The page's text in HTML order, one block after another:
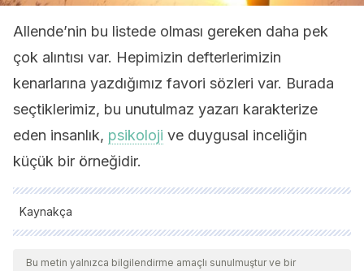
Allende’nin bu listede olması gereken daha pek
çok alıntısı var. Hepimizin defterlerimizin
kenarlarına yazdığımız favori sözleri var. Burada
seçtiklerimiz, bu unutulmaz yazarı karakterize
eden insanlık, psikoloji ve duygusal inceliğin
küçük bir örneğidir.
Kaynakça
Tüm alıntı yapılan kaynaklar, kalitelerini, güvenilirliklerini,
güncelliklerini ve geçerliliklerini sağlamak için ekibimiz
Bu metin yalnızca bilgilendirme amaçlı sunulmuştur ve bir